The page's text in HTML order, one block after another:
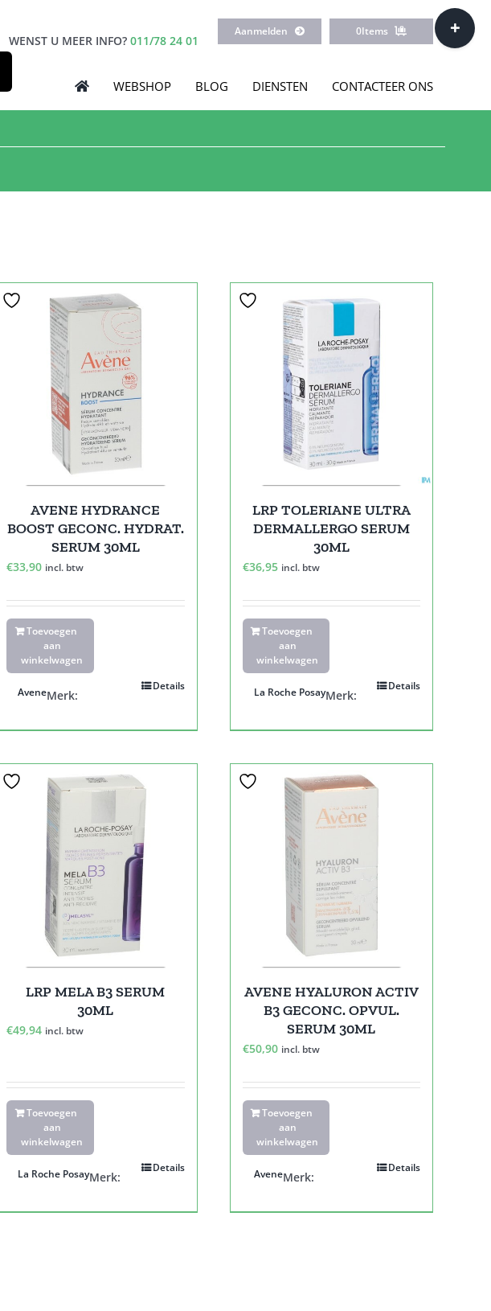
WENST U MEER INFO? 011/78 24 01
Aanmelden 0Items
WEBSHOP BLOG DIENSTEN CONTACTEER ONS
AVENE HYDRANCE
BOOST GECONC. HYDRAT.
SERUM 30ML
€33,90 incl. btw
Toevoegen
aan
winkelwagen
Details
Merk:
Avene
LRP TOLERIANE ULTRA
DERMALLERGO SERUM
30ML
€36,95 incl. btw
Toevoegen
aan
winkelwagen
Details
Merk:
La Roche Posay
LRP MELA B3 SERUM
30ML
€49,94 incl. btw
Toevoegen
aan
winkelwagen
Details
Merk:
La Roche Posay
AVENE HYALURON ACTIV
B3 GECONC. OPVUL.
SERUM 30ML
€50,90 incl. btw
Toevoegen
aan
winkelwagen
Details
Merk:
Avene
Toggle
Sliding